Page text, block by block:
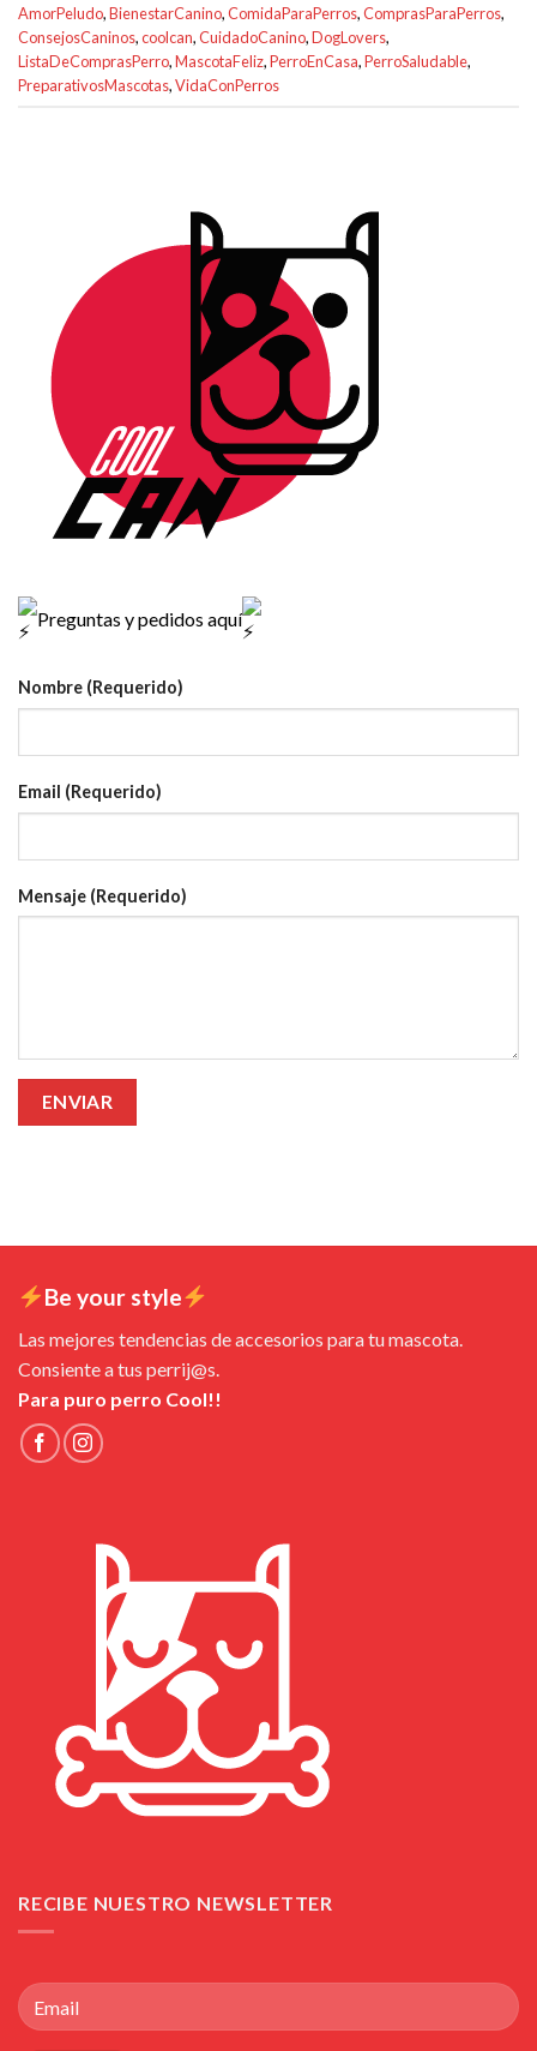
AmorPeludo,BienestarCanino,ComidaParaPerros,ComprasParaPerros,
ConsejosCaninos,coolcan,CuidadoCanino,DogLovers,
ListaDeComprasPerro,MascotaFeliz,PerroEnCasa,PerroSaludable,
PreparativosMascotas,VidaConPerros
Preguntas y pedidos aquí
Nombre (Requerido)
Email (Requerido)
Mensaje (Requerido)
Be your style
Las mejores tendencias de accesorios para tu mascota.
Consiente a tus perrij@s.
Para puro perro Cool!!
RECIBE NUESTRO NEWSLETTER